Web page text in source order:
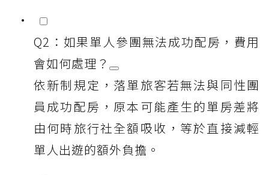
Q2：如果單人參團無法成功配房，費用
會如何處理？
依新制規定，落單旅客若無法與同性團
員成功配房，原本可能產生的單房差將
由何時旅行社全額吸收，等於直接減輕
單人出遊的額外負擔。